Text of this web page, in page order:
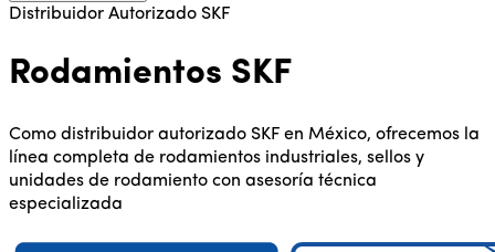
Distribuidor Autorizado SKF
Rodamientos SKF
Como distribuidor autorizado SKF en México, ofrecemos la
línea completa de rodamientos industriales, sellos y
unidades de rodamiento con asesoría técnica
especializada